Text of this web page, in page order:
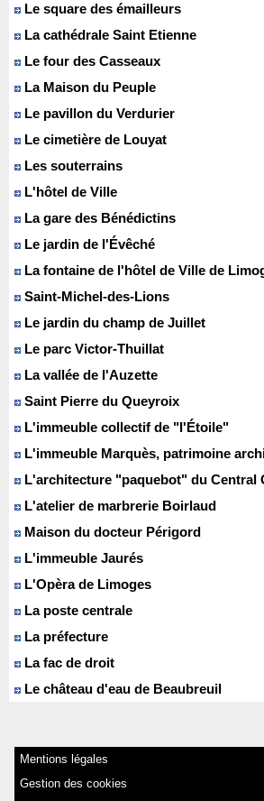
Le square des émailleurs
La cathédrale Saint Etienne
Le four des Casseaux
La Maison du Peuple
Le pavillon du Verdurier
Le cimetière de Louyat
Les souterrains
L'hôtel de Ville
La gare des Bénédictins
Le jardin de l'Évêché
La fontaine de l'hôtel de Ville de
Saint-Michel-des-Lions
Le jardin du champ de Juillet
Le parc Victor-Thuillat
La vallée de l'Auzette
Saint Pierre du Queyroix
L'immeuble collectif de "l'Étoile"
L'immeuble Marquès, patrimoine
L'architecture "paquebot" du Central
L'atelier de marbrerie Boirlaud
Maison du docteur Périgord
L'immeuble Jaurés
L'Opèra de Limoges
La poste centrale
La préfecture
La fac de droit
Le château d'eau de Beaubreuil
Mentions légales
Gestion des cookies